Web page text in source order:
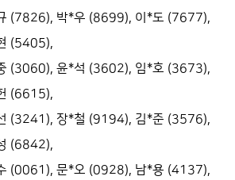
(7826), 박*우 (8699), 이*도 (7677),
(5405),
(3060), 윤*석 (3602), 임*호 (3673),
(6615),
(3241), 장*철 (9194), 김*준 (3576),
(6842),
(0061), 문*오 (0928), 남*용 (4137),